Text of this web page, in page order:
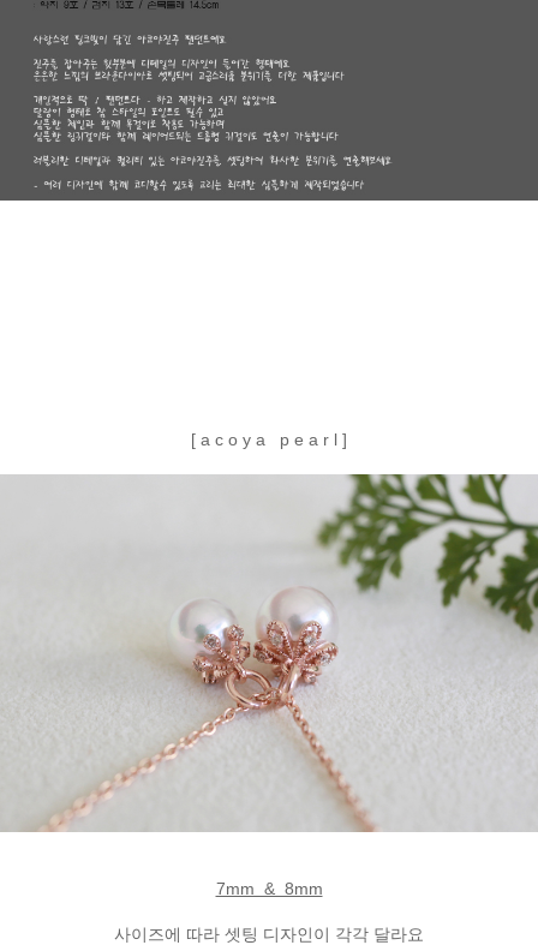
[ a c o y a p e a r l ]
7mm & 8mm
사이즈에 따라 셋팅 디자인이 각각 달라요